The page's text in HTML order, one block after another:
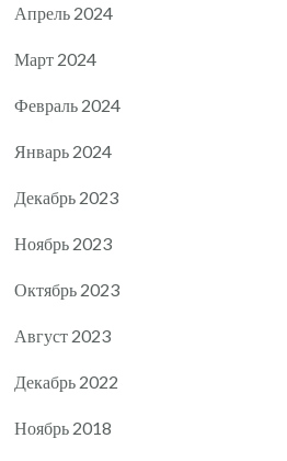
Апрель 2024
Март 2024
Февраль 2024
Январь 2024
Декабрь 2023
Ноябрь 2023
Октябрь 2023
Август 2023
Декабрь 2022
Ноябрь 2018